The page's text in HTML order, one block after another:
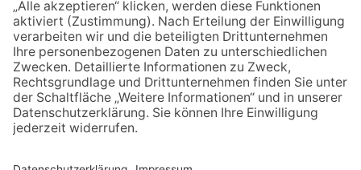
06.08.2026
Hisamoto und Tölke begeistern
mit Werken von Walter
Wachsmuth
09.07.2026
Wasserampel steht auf Gelb:
Stadt ruft zum Wassersparen
auf